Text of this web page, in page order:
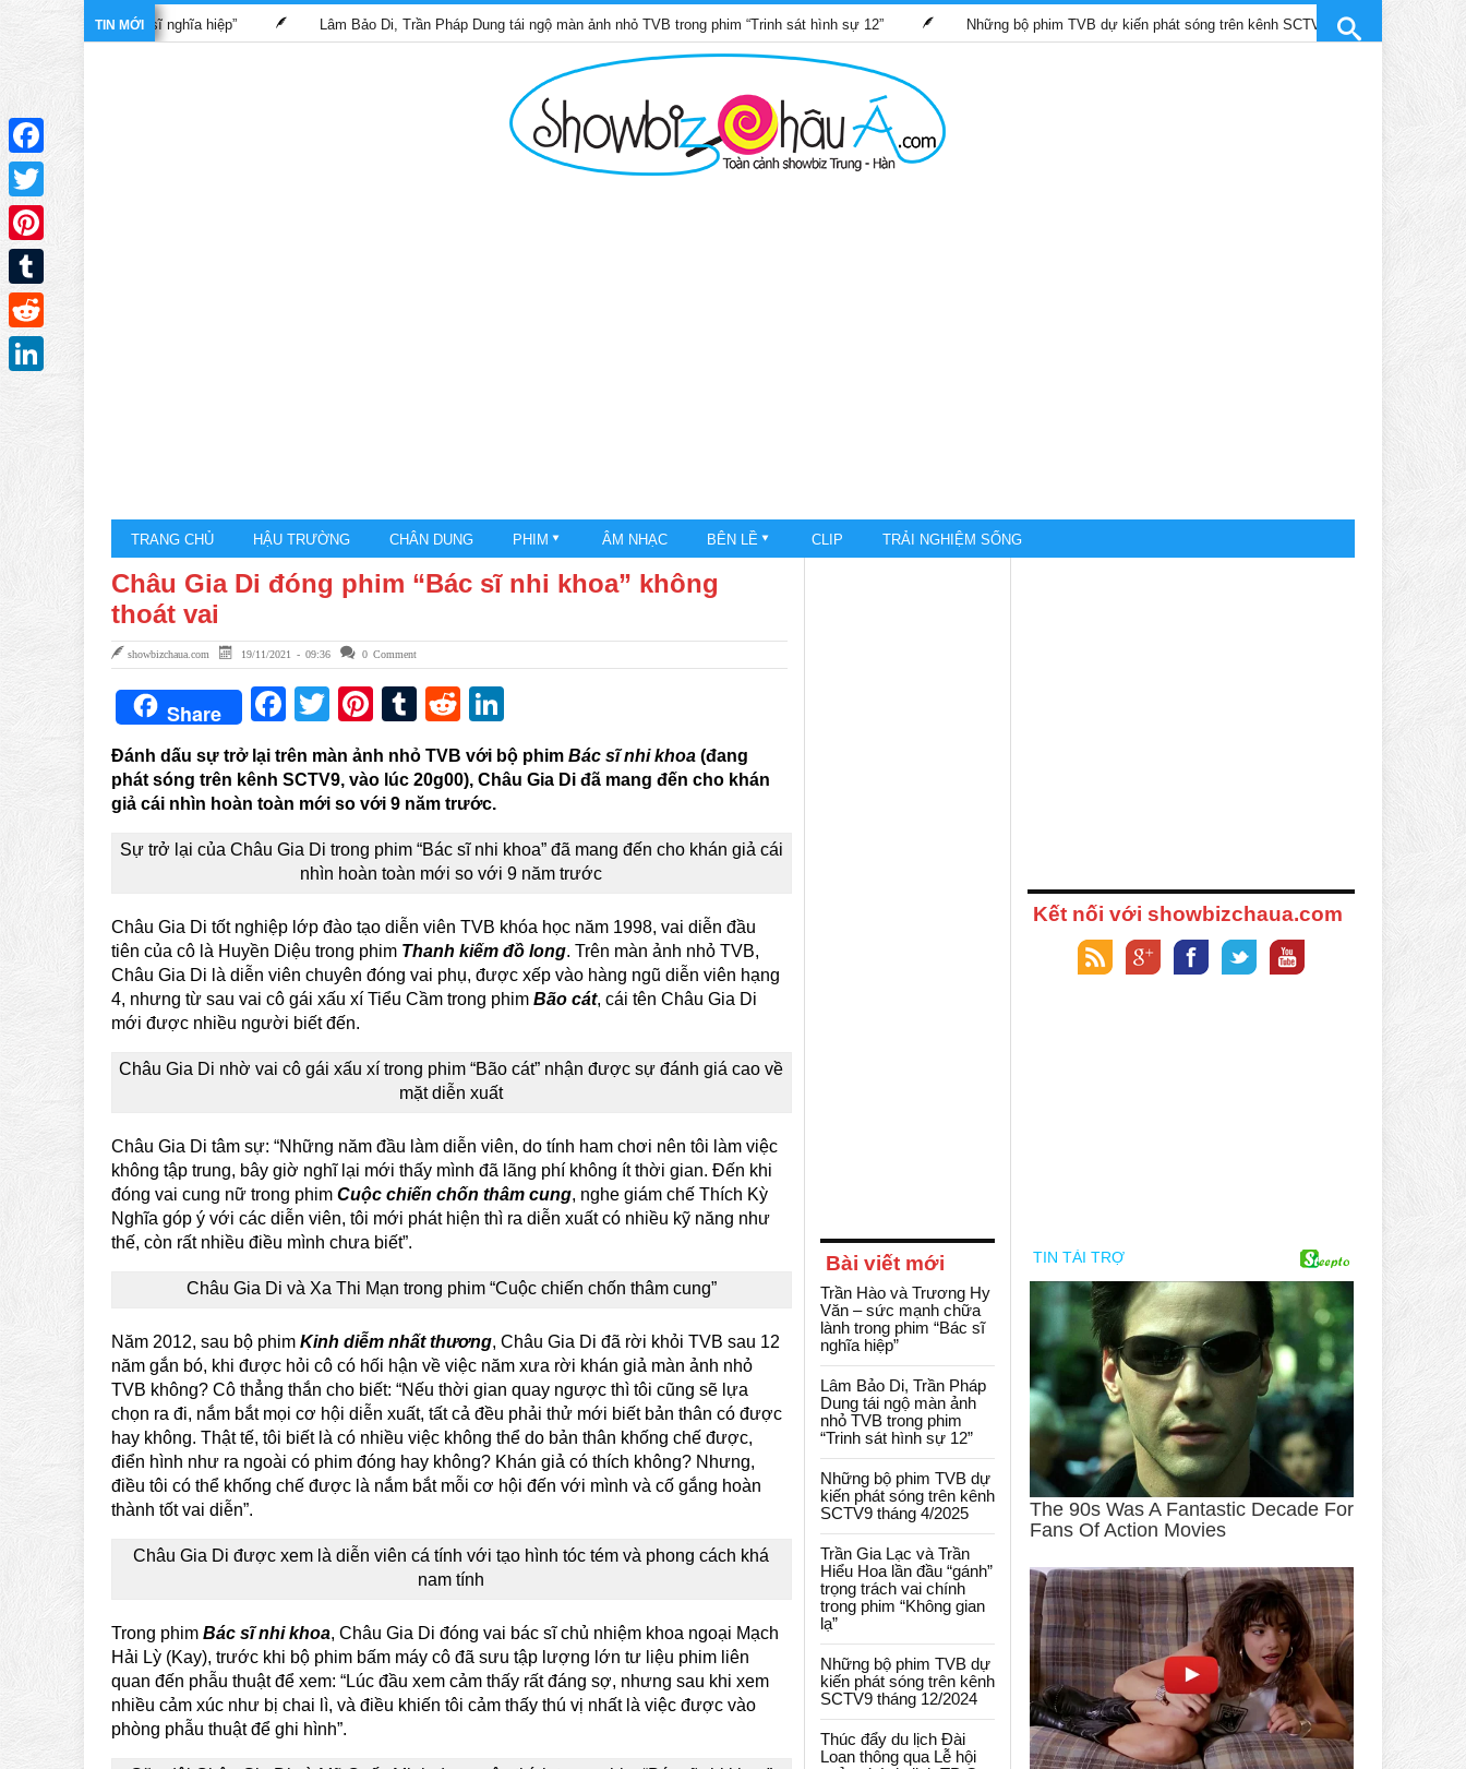
TIN MỚI
“Bác sĩ nghĩa hiệp” Lâm Bảo Di, Trần Pháp Dung tái ngộ màn ảnh nhỏ TVB trong phim “Trinh sát hình sự 12” Những bộ phim TVB dự kiến phát sóng trên kênh SCTV9 tháng 4/2025
TRANG CHỦ HẬU TRƯỜNG CHÂN DUNG PHIM ÂM NHẠC BÊN LỀ CLIP TRẢI NGHIỆM SỐNG
Châu Gia Di đóng phim “Bác sĩ nhi khoa” không
thoát vai
showbizchaua.com 19/11/2021 - 09:36 0 Comment
Share Facebook
TwitterPinterest
TumblrReddit
Đánh dấu sự trở lại trên màn ảnh nhỏ TVB với bộ phim Bác sĩ nhi khoa (đang
phát sóng trên kênh SCTV9, vào lúc 20g00), Châu Gia Di đã mang đến cho khán
giả cái nhìn hoàn toàn mới so với 9 năm trước.
Sự trở lại của Châu Gia Di trong phim “Bác sĩ nhi khoa” đã mang đến cho khán giả cái
nhìn hoàn toàn mới so với 9 năm trước
Châu Gia Di tốt nghiệp lớp đào tạo diễn viên TVB khóa học năm 1998, vai diễn đầu
tiên của cô là Huyền Diệu trong phim Thanh kiếm đồ long. Trên màn ảnh nhỏ TVB,
Châu Gia Di là diễn viên chuyên đóng vai phụ, được xếp vào hàng ngũ diễn viên hạng
4, nhưng từ sau vai cô gái xấu xí Tiểu Cầm trong phim Bão cát, cái tên Châu Gia Di
mới được nhiều người biết đến.
Châu Gia Di nhờ vai cô gái xấu xí trong phim “Bão cát” nhận được sự đánh giá cao về
mặt diễn xuất
Châu Gia Di tâm sự: “Những năm đầu làm diễn viên, do tính ham chơi nên tôi làm việc
không tập trung, bây giờ nghĩ lại mới thấy mình đã lãng phí không ít thời gian. Đến khi
đóng vai cung nữ trong phim Cuộc chiến chốn thâm cung, nghe giám chế Thích Kỳ
Nghĩa góp ý với các diễn viên, tôi mới phát hiện thì ra diễn xuất có nhiều kỹ năng như
thế, còn rất nhiều điều mình chưa biết”.
Châu Gia Di và Xa Thi Mạn trong phim “Cuộc chiến chốn thâm cung”
Năm 2012, sau bộ phim Kinh diễm nhất thương, Châu Gia Di đã rời khỏi TVB sau 12
năm gắn bó, khi được hỏi cô có hối hận về việc năm xưa rời khán giả màn ảnh nhỏ
TVB không? Cô thẳng thắn cho biết: “Nếu thời gian quay ngược thì tôi cũng sẽ lựa
chọn ra đi, nắm bắt mọi cơ hội diễn xuất, tất cả đều phải thử mới biết bản thân có được
hay không. Thật tế, tôi biết là có nhiều việc không thể do bản thân khống chế được,
điển hình như ra ngoài có phim đóng hay không? Khán giả có thích không? Nhưng,
điều tôi có thể khống chế được là nắm bắt mỗi cơ hội đến với mình và cố gắng hoàn
thành tốt vai diễn”.
Châu Gia Di được xem là diễn viên cá tính với tạo hình tóc tém và phong cách khá
nam tính
Trong phim Bác sĩ nhi khoa, Châu Gia Di đóng vai bác sĩ chủ nhiệm khoa ngoại Mạch
Hải Lỳ (Kay), trước khi bộ phim bấm máy cô đã sưu tập lượng lớn tư liệu phim liên
quan đến phẫu thuật để xem: “Lúc đầu xem cảm thấy rất đáng sợ, nhưng sau khi xem
nhiều cảm xúc như bị chai lì, và điều khiến tôi cảm thấy thú vị nhất là việc được vào
phòng phẫu thuật để ghi hình”.
Bài viết mới
Trần Hào và Trương Hy
Văn – sức mạnh chữa
lành trong phim “Bác sĩ
nghĩa hiệp”
Lâm Bảo Di, Trần Pháp
Dung tái ngộ màn ảnh
nhỏ TVB trong phim
“Trinh sát hình sự 12”
Những bộ phim TVB dự
kiến phát sóng trên kênh
SCTV9 tháng 4/2025
Trần Gia Lạc và Trần
Hiểu Hoa lần đầu “gánh”
trọng trách vai chính
trong phim “Không gian
lạ”
Những bộ phim TVB dự
kiến phát sóng trên kênh
SCTV9 tháng 12/2024
Thúc đẩy du lịch Đài
Loan thông qua Lễ hội
Kết nối với showbizchaua.com
Facebook
Twitter
Pinterest
Tumblr
Reddit